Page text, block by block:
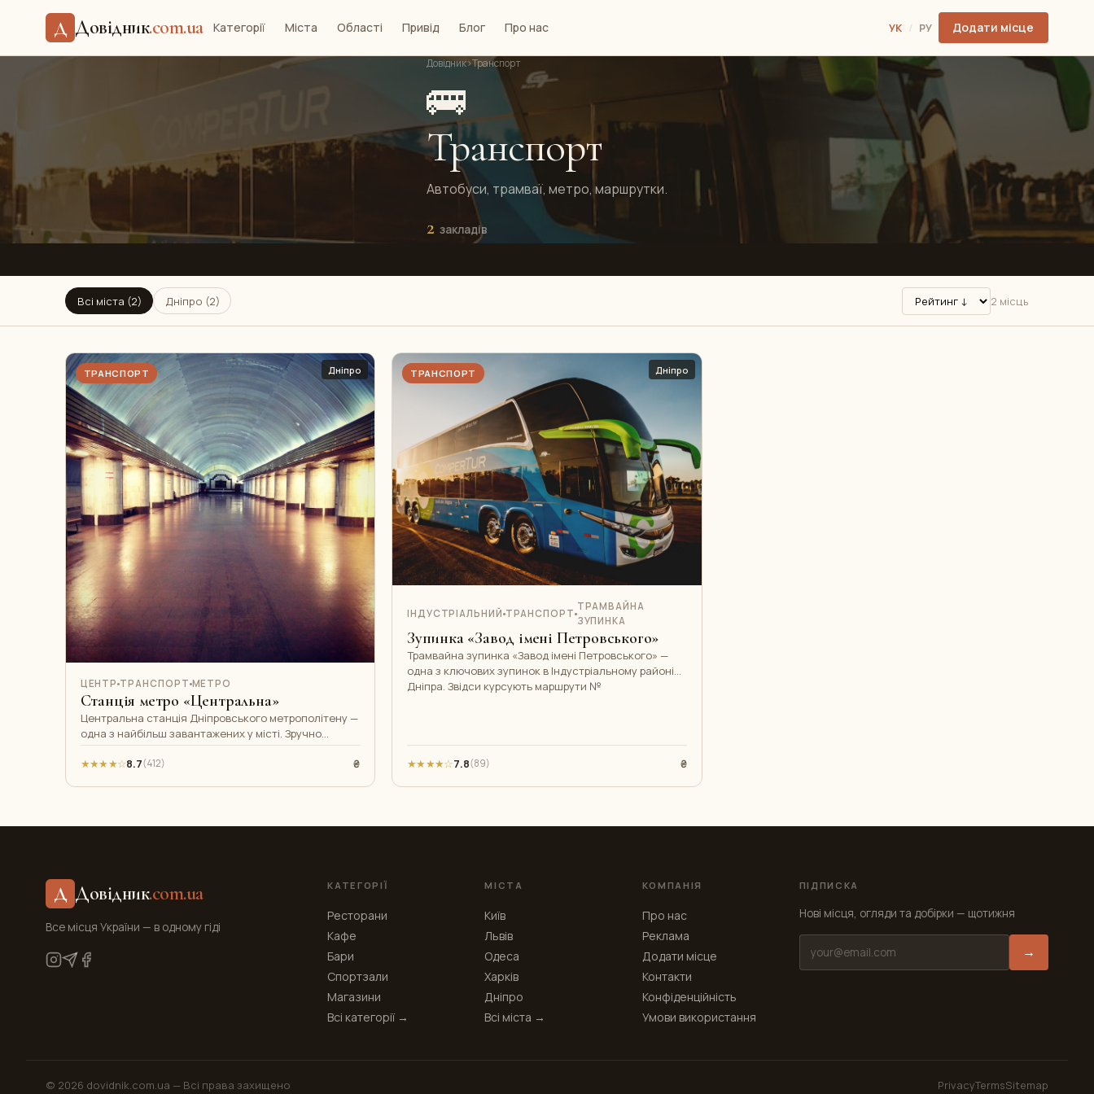
Д Довідник.com.ua Категорії Міста Області Привід Блог Про нас УК / РУ Додати місце
Довідник›Транспорт
🚌
Транспорт
Автобуси, трамваї, метро, маршрутки.
2 закладів
Всі міста (2) Дніпро (2) 2 місць
Дніпро
ТРАНСПОРТ
ЦЕНТР ТРАНСПОРТ МЕТРО
Станція метро «Центральна»
Центральна станція Дніпровського метрополітену —
одна з найбільш завантажених у місті. Зручно
розташована в самому серці Дніпра по
★★★★☆8.7(412) ₴
Дніпро
ТРАНСПОРТ
ІНДУСТРІАЛЬНИЙ ТРАНСПОРТ
ТРАМВАЙНА
ЗУПИНКА
Зупинка «Завод імені Петровського»
Трамвайна зупинка «Завод імені Петровського» —
одна з ключових зупинок в Індустріальному районі
Дніпра. Звідси курсують маршрути №
★★★★☆7.8(89) ₴
Д Довідник.com.ua
Все місця України — в одному гіді
КАТЕГОРІЇ
Ресторани
Кафе
Бари
Спортзали
Магазини
Всі категорії →
МІСТА
Київ
Львів
Одеса
Харків
Дніпро
Всі міста →
КОМПАНІЯ
Про нас
Реклама
Додати місце
Контакти
Конфіденційність
Умови використання
ПІДПИСКА
Нові місця, огляди та добірки — щотижня
→
© 2026 dovidnik.com.ua — Всі права захищено PrivacyTermsSitemap